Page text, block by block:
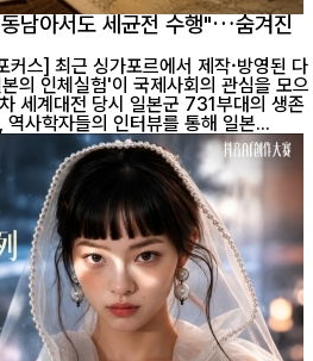
남아서도 세균전 수행"…숨겨진
의 인체실험'이 국제사회의 관심을 모으
세계대전 당시 일본군 731부대의 생존
사학자들의 인터뷰를 통해 일본...